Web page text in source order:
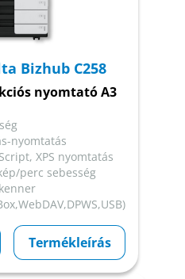
Bizhub C258
nyomtató A3
nyomtatás
XPS nyomtatás
perc sebesség
Termékleírás